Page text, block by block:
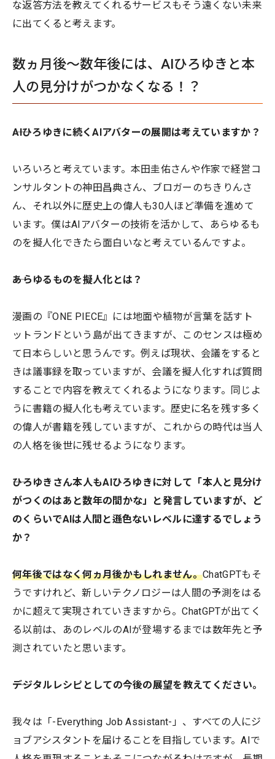
な返答方法を教えてくれるサービスもそう遠くない未来
に出てくると考えます。
数ヵ月後〜数年後には、AIひろゆきと本
人の見分けがつかなくなる！？
――AIひろゆきに続くAIアバターの展開は考えていますか？
いろいろと考えています。本田圭佑さんや作家で経営コ
ンサルタントの神田昌典さん、ブロガーのちきりんさ
ん、それ以外に歴史上の偉人も30人ほど準備を進めて
います。僕はAIアバターの技術を活かして、あらゆるも
のを擬人化できたら面白いなと考えているんですよ。
――あらゆるものを擬人化とは？
漫画の『ONE PIECE』には地面や植物が言葉を話すト
ットランドという島が出てきますが、このセンスは極め
て日本らしいと思うんです。例えば現状、会議をすると
きは議事録を取っていますが、会議を擬人化すれば質問
することで内容を教えてくれるようになります。同じよ
うに書籍の擬人化も考えています。歴史に名を残す多く
の偉人が書籍を残していますが、これからの時代は当人
の人格を後世に残せるようになります。
――ひろゆきさん本人もAIひろゆきに対して「本人と見分け
がつくのはあと数年の間かな」と発言していますが、ど
のくらいでAIは人間と遜色ないレベルに達するでしょう
か？
何年後ではなく何ヵ月後かもしれません。ChatGPTもそ
うですけれど、新しいテクノロジーは人間の予測をはる
かに超えて実現されていきますから。ChatGPTが出てく
る以前は、あのレベルのAIが登場するまでは数年先と予
測されていたと思います。
――デジタルレシピとしての今後の展望を教えてください。
我々は「-Everything Job Assistant-」、すべての人にジ
ョブアシスタントを届けることを目指しています。AIで